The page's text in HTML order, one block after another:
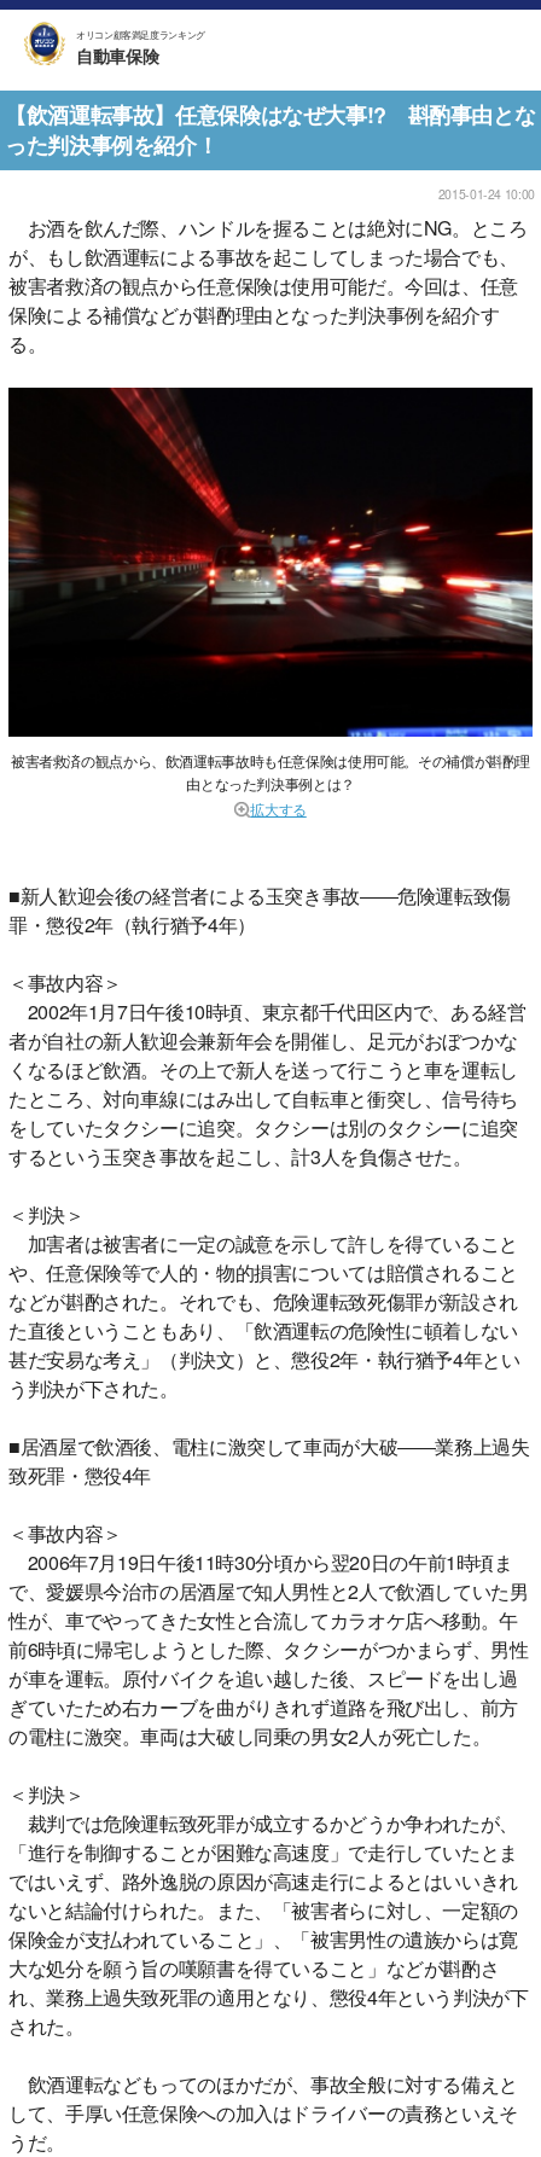
オリコン顧客満足度ランキング
自動車保険
【飲酒運転事故】任意保険はなぜ大事!? 斟酌事由とな
った判決事例を紹介！
2015-01-24 10:00
お酒を飲んだ際、ハンドルを握ることは絶対にNG。ところ
が、もし飲酒運転による事故を起こしてしまった場合でも、
被害者救済の観点から任意保険は使用可能だ。今回は、任意
保険による補償などが斟酌理由となった判決事例を紹介す
る。
被害者救済の観点から、飲酒運転事故時も任意保険は使用可能。その補償が斟酌理
由となった判決事例とは？
拡大する
■新人歓迎会後の経営者による玉突き事故――危険運転致傷
罪・懲役2年（執行猶予4年）
＜事故内容＞
2002年1月7日午後10時頃、東京都千代田区内で、ある経営
者が自社の新人歓迎会兼新年会を開催し、足元がおぼつかな
くなるほど飲酒。その上で新人を送って行こうと車を運転し
たところ、対向車線にはみ出して自転車と衝突し、信号待ち
をしていたタクシーに追突。タクシーは別のタクシーに追突
するという玉突き事故を起こし、計3人を負傷させた。
＜判決＞
加害者は被害者に一定の誠意を示して許しを得ていること
や、任意保険等で人的・物的損害については賠償されること
などが斟酌された。それでも、危険運転致死傷罪が新設され
た直後ということもあり、「飲酒運転の危険性に頓着しない
甚だ安易な考え」（判決文）と、懲役2年・執行猶予4年とい
う判決が下された。
■居酒屋で飲酒後、電柱に激突して車両が大破――業務上過失
致死罪・懲役4年
＜事故内容＞
2006年7月19日午後11時30分頃から翌20日の午前1時頃ま
で、愛媛県今治市の居酒屋で知人男性と2人で飲酒していた男
性が、車でやってきた女性と合流してカラオケ店へ移動。午
前6時頃に帰宅しようとした際、タクシーがつかまらず、男性
が車を運転。原付バイクを追い越した後、スピードを出し過
ぎていたため右カーブを曲がりきれず道路を飛び出し、前方
の電柱に激突。車両は大破し同乗の男女2人が死亡した。
＜判決＞
裁判では危険運転致死罪が成立するかどうか争われたが、
「進行を制御することが困難な高速度」で走行していたとま
ではいえず、路外逸脱の原因が高速走行によるとはいいきれ
ないと結論付けられた。また、「被害者らに対し、一定額の
保険金が支払われていること」、「被害男性の遺族からは寛
大な処分を願う旨の嘆願書を得ていること」などが斟酌さ
れ、業務上過失致死罪の適用となり、懲役4年という判決が下
された。
飲酒運転などもってのほかだが、事故全般に対する備えと
して、手厚い任意保険への加入はドライバーの責務といえそ
うだ。